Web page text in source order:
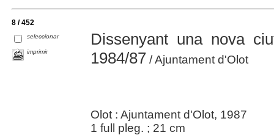
8 / 452
seleccionar
imprimir
Dissenyant una nova
1984/87 / Ajuntament d'Olot
Olot : Ajuntament d'Olot, 1987
1 full pleg. ; 21 cm